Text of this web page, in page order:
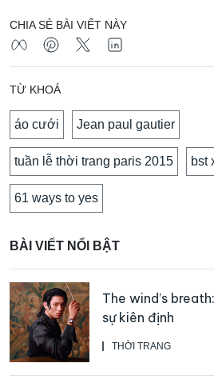
CHIA SẺ BÀI VIẾT NÀY
TỪ KHOÁ
áo cưới Jean paul gautier
tuần lễ thời trang paris 2015 bst
61 ways to yes
BÀI VIẾT NỔI BẬT
THỜI TRANG
The wind’s
sự kiên định